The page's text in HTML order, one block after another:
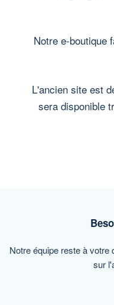
Notre e-boutique
L'ancien site est
sera disponible
Notre équipe reste à votre
sur